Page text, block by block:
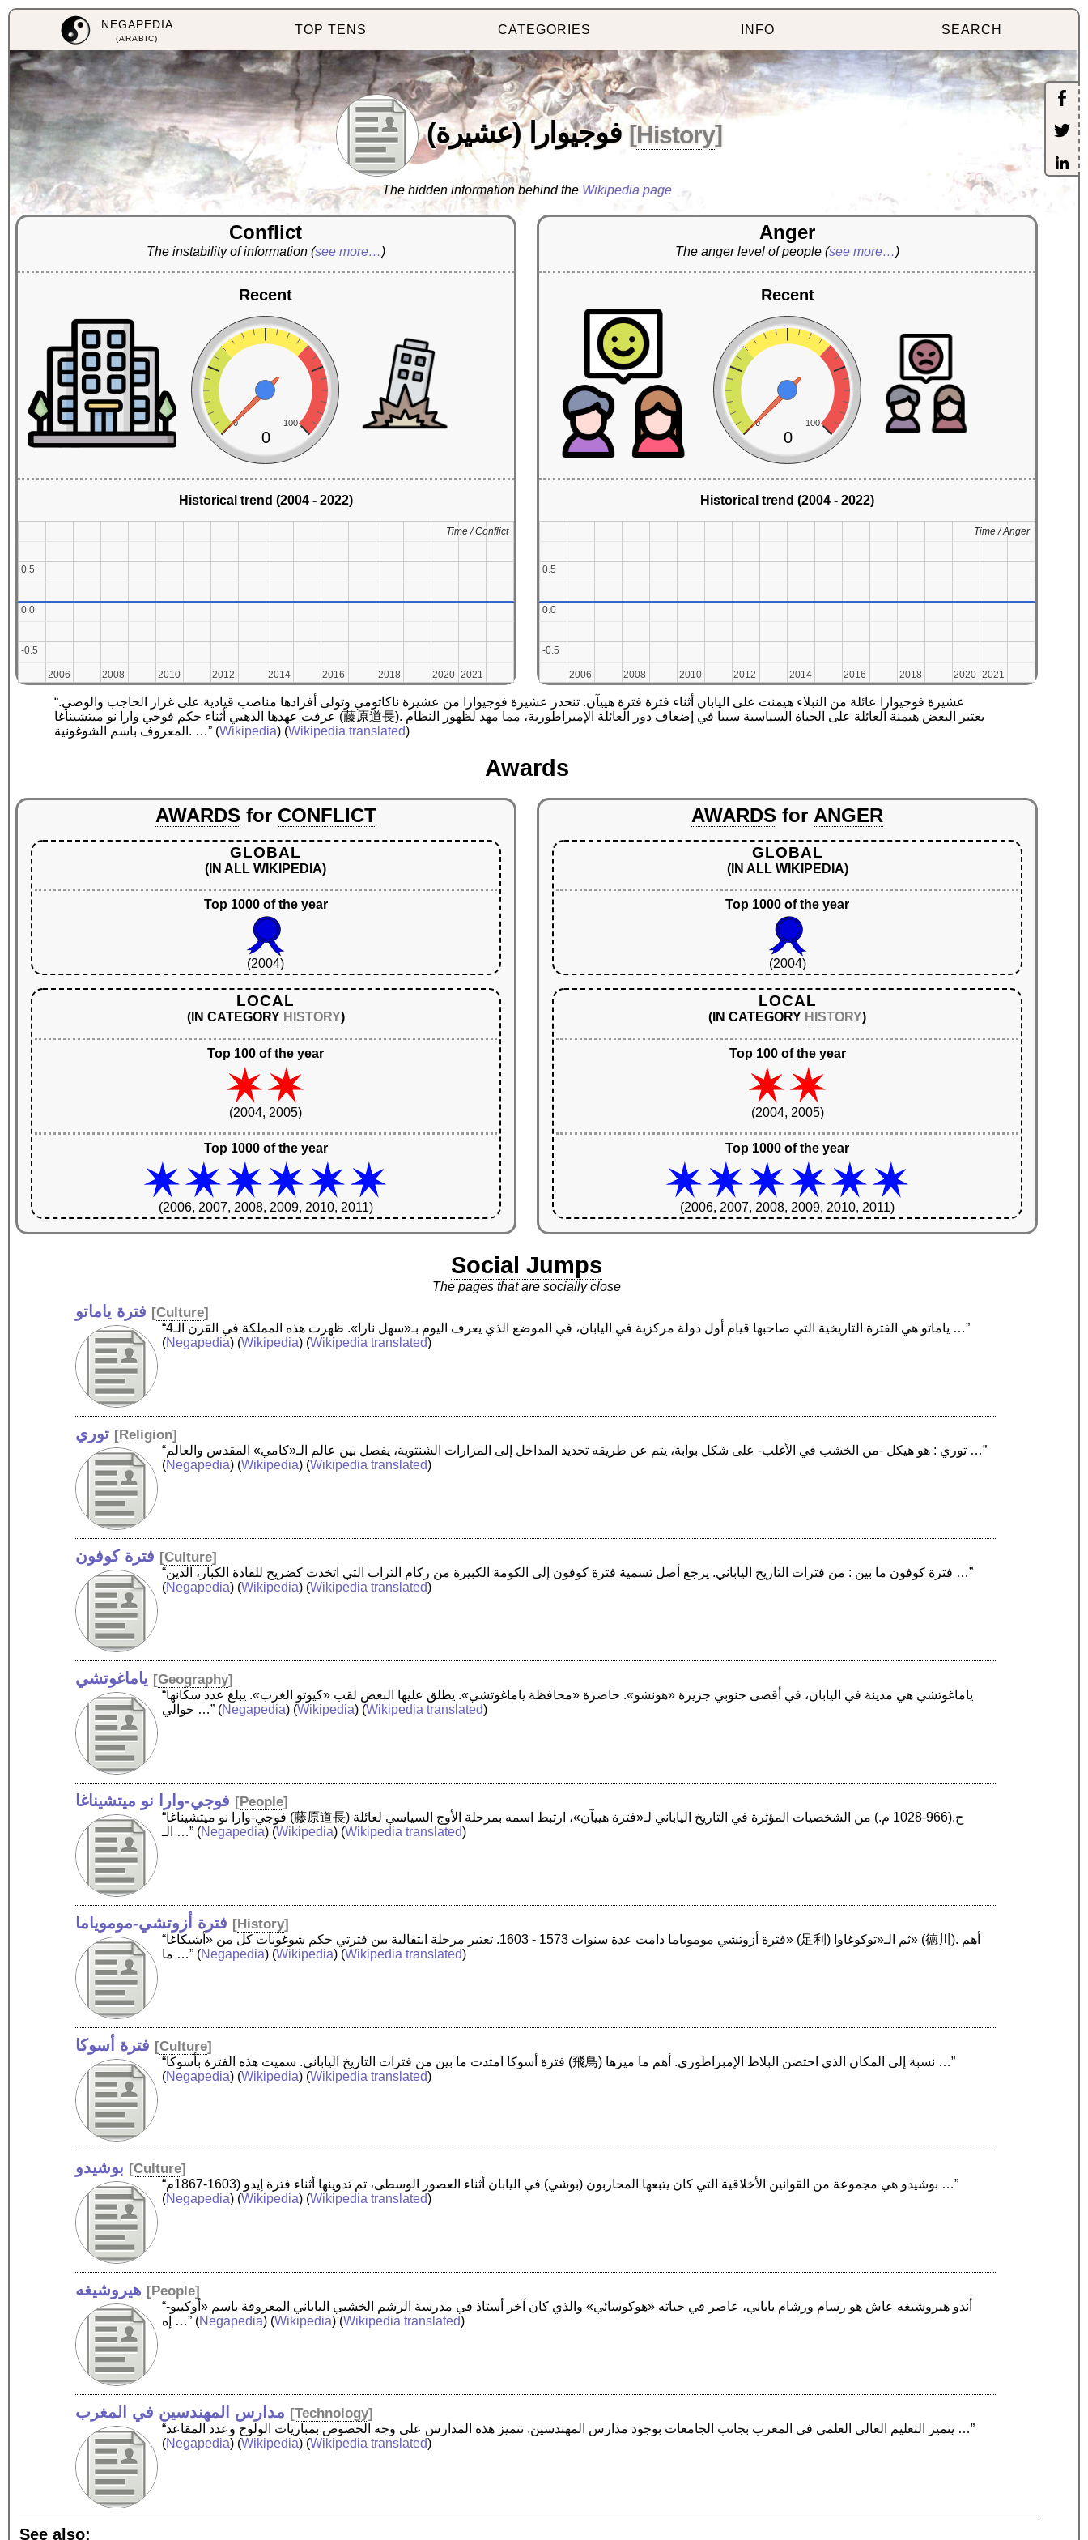
NEGAPEDIA
(ARABIC)
TOP TENS CATEGORIES INFO SEARCH
فوجيوارا (عشيرة) [History]
The hidden information behind the Wikipedia page
Conflict
The instability of information (see more…)
Recent
0 100
0
Historical trend (2004 - 2022)
2006
2006 2008
2008 2010
2010 2012
2012 2014
2014 2016
2016 2018
2018 2020
2020 2021
2021
-0.5
-0.5
0.0
0.0
0.5
0.5
Time / Conflict
Time / Conflict
Anger
The anger level of people(see more…)
Recent
0 100
0
Historical trend (2004 - 2022)
2006
2006 2008
2008 2010
2010 2012
2012 2014
2014 2016
2016 2018
2018 2020
2020 2021
2021
-0.5
-0.5
0.0
0.0
0.5
0.5
Time / Anger
Time / Anger
“عشيرة فوجيوارا عائلة من النبلاء هيمنت على اليابان أثناء فترة فترة هييآن. تنحدر عشيرة فوجيوارا من عشيرة ناكاتومي وتولى أفرادها مناصب قيادية على غرار الحاجب والوصي.
عرفت عهدها الذهبي أثناء حكم فوجي وارا نو ميتشيناغا (藤原道長). يعتبر البعض هيمنة العائلة على الحياة السياسية سببا في إضعاف دور العائلة الإمبراطورية، مما مهد لظهور النظام
المعروف باسم الشوغونية. …” (Wikipedia) (Wikipedia translated)
Awards
AWARDS for CONFLICT
GLOBAL
(IN ALL WIKIPEDIA)
Top 1000 of the year
(2004)
LOCAL
(IN CATEGORY HISTORY)
Top 100 of the year
(2004, 2005)
Top 1000 of the year
(2006, 2007, 2008, 2009, 2010, 2011)
AWARDS for ANGER
GLOBAL
(IN ALL WIKIPEDIA)
Top 1000 of the year
(2004)
LOCAL
(IN CATEGORY HISTORY)
Top 100 of the year
(2004, 2005)
Top 1000 of the year
(2006, 2007, 2008, 2009, 2010, 2011)
Social Jumps
The pages that are socially close
فترة ياماتو [Culture]
“ياماتو هي الفترة التاريخية التي صاحبها قيام أول دولة مركزية في اليابان، في الموضع الذي يعرف اليوم بـ«سهل نارا». ظهرت هذه المملكة في القرن الـ4 …”
(Negapedia) (Wikipedia) (Wikipedia translated)
توري [Religion]
“توري : هو هيكل -من الخشب في الأغلب- على شكل بوابة، يتم عن طريقه تحديد المداخل إلى المزارات الشنتوية، يفصل بين عالم الـ«كامي» المقدس والعالم …”
(Negapedia) (Wikipedia) (Wikipedia translated)
فترة كوفون [Culture]
“فترة كوفون ما بين : من فترات التاريخ الياباني. يرجع أصل تسمية فترة كوفون إلى الكومة الكبيرة من ركام التراب التي اتخذت كضريح للقادة الكبار، الذين …”
(Negapedia) (Wikipedia) (Wikipedia translated)
ياماغوتشي [Geography]
“ياماغوتشي هي مدينة في اليابان، في أقصى جنوبي جزيرة «هونشو». حاضرة «محافظة ياماغوتشي». يطلق عليها البعض لقب «كيوتو الغرب». يبلغ عدد سكانها
حوالي …” (Negapedia) (Wikipedia) (Wikipedia translated)
فوجي-وارا نو ميتشيناغا [People]
“فوجي-وارا نو ميتشيناغا (藤原道長) ح.(966-1028 م.) من الشخصيات المؤثرة في التاريخ الياباني لـ«فترة هييآن»، ارتبط اسمه بمرحلة الأوج السياسي لعائلة
الـ …” (Negapedia) (Wikipedia) (Wikipedia translated)
فترة أزوتشي-موموياما [History]
“فترة أزوتشي موموياما دامت عدة سنوات 1573 - 1603. تعتبر مرحلة انتقالية بين فترتي حكم شوغونات كل من «أشيكاغا» (足利) ثم الـ«توكوغاوا» (徳川). أهم
ما …” (Negapedia) (Wikipedia) (Wikipedia translated)
فترة أسوكا [Culture]
“فترة أسوكا امتدت ما بين من فترات التاريخ الياباني. سميت هذه الفترة بأسوكا (飛鳥) نسبة إلى المكان الذي احتضن البلاط الإمبراطوري. أهم ما ميزها …”
(Negapedia) (Wikipedia) (Wikipedia translated)
بوشيدو [Culture]
“بوشيدو هي مجموعة من القوانين الأخلاقية التي كان يتبعها المحاربون (بوشي) في اليابان أثناء العصور الوسطى، تم تدوينها أثناء فترة إيدو (1603-1867م …”
(Negapedia) (Wikipedia) (Wikipedia translated)
هيروشيغه [People]
“أندو هيروشيغه عاش هو رسام ورشام ياباني، عاصر في حياته «هوكوسائي» والذي كان آخر أستاذ في مدرسة الرشم الخشبي الياباني المعروفة باسم «أوكييو-
إه …” (Negapedia) (Wikipedia) (Wikipedia translated)
مدارس المهندسين في المغرب [Technology]
“يتميز التعليم العالي العلمي في المغرب بجانب الجامعات بوجود مدارس المهندسين. تتميز هذه المدارس على وجه الخصوص بمباريات الولوج وعدد المقاعد …”
(Negapedia) (Wikipedia) (Wikipedia translated)
See also: